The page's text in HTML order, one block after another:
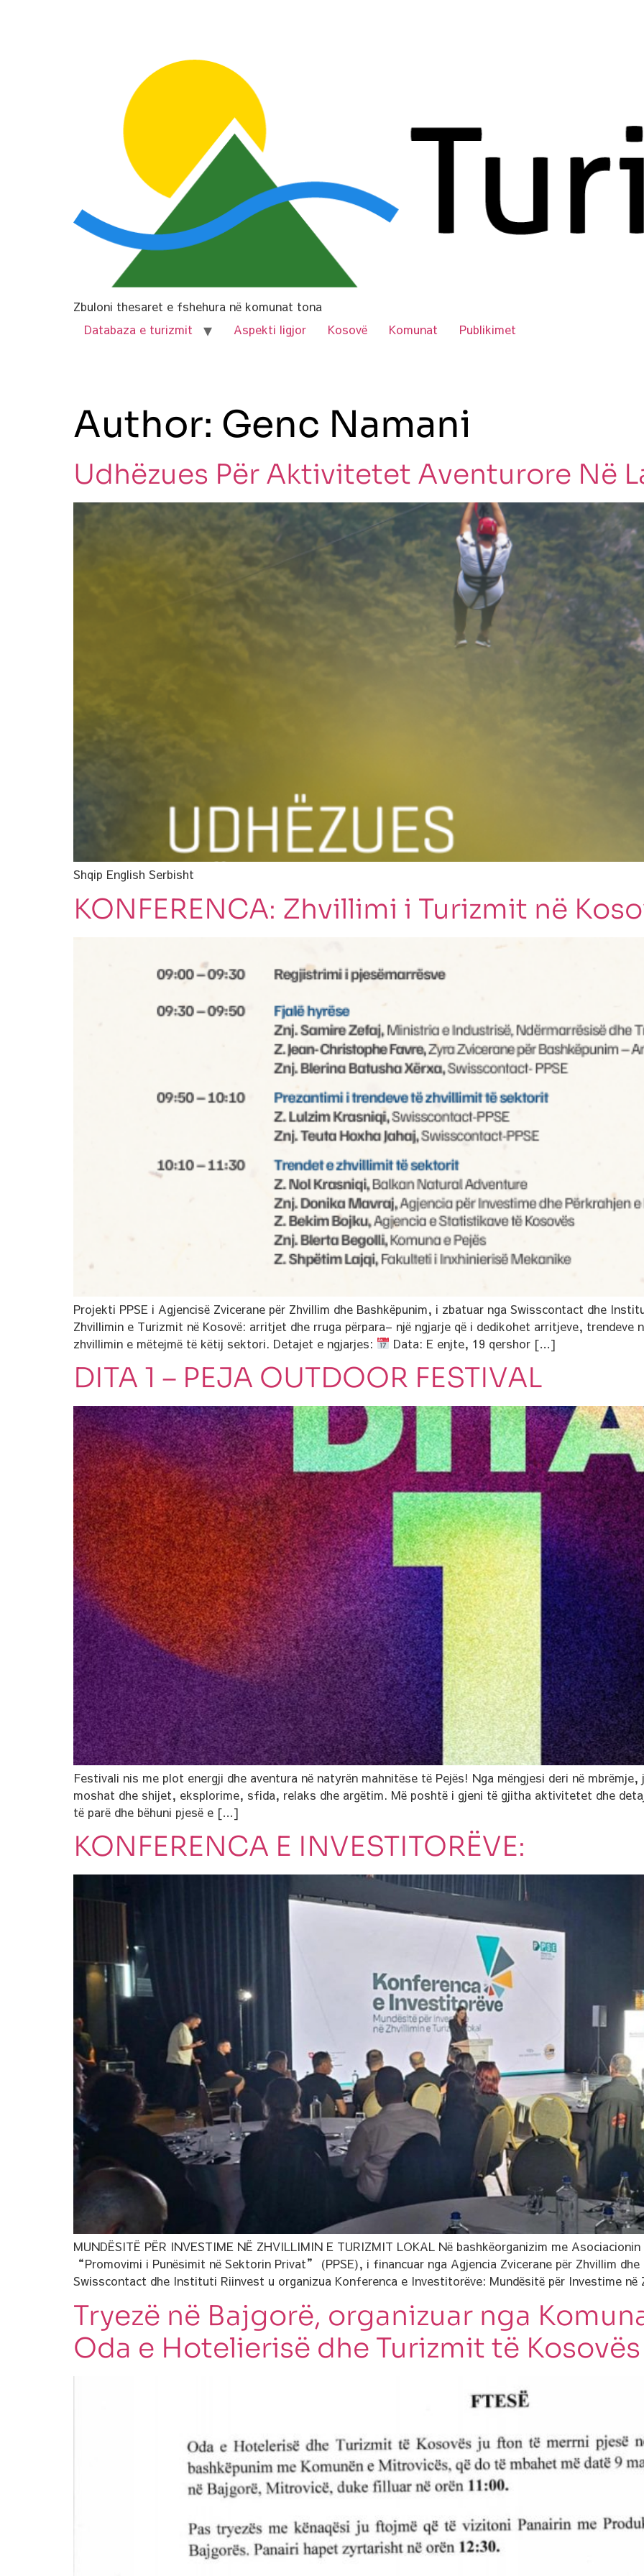
Zbuloni thesaret e fshehura në komunat tona
Databaza e turizmit
Aspekti ligjor Kosovë Komunat Publikimet
Author: Genc Namani
Udhëzues Për Aktivitetet Aventurore Në
Shqip English Serbisht
KONFERENCA: Zhvillimi i Turizmit në
Projekti PPSE i Agjencisë Zvicerane për Zhvillim dhe Bashkëpunim, i zbatuar nga Swisscontact dhe
Zhvillimin e Turizmit në Kosovë: arritjet dhe rruga përpara– një ngjarje që i dedikohet arritjeve, trendeve
zhvillimin e mëtejmë të këtij sektori. Detajet e ngjarjes:
Data: E enjte, 19 qershor […]
DITA 1 – PEJA OUTDOOR FESTIVAL
Festivali nis me plot energji dhe aventura në natyrën mahnitëse të Pejës! Nga mëngjesi deri në
moshat dhe shijet, eksplorime, sfida, relaks dhe argëtim. Më poshtë i gjeni të gjitha aktivitetet dhe
të parë dhe bëhuni pjesë e […]
KONFERENCA E INVESTITORËVE:
MUNDËSITË PËR INVESTIME NË ZHVILLIMIN E TURIZMIT LOKAL Në bashkëorganizim me
“Promovimi i Punësimit në Sektorin Privat” (PPSE), i financuar nga Agjencia Zvicerane për Zhvillim dhe
Swisscontact dhe Instituti Riinvest u organizua Konferenca e Investitorëve: Mundësitë për Investime
Tryezë në Bajgorë, organizuar nga
Oda e Hotelierisë dhe Turizmit të Kosovës